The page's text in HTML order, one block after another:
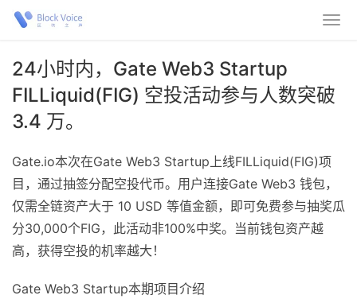
24小时内，Gate Web3 Startup
FILLiquid(FIG) 空投活动参与人数突破
3.4 万。
Gate.io本次在Gate Web3 Startup上线FILLiquid(FIG)项
目，通过抽签分配空投代币。用户连接Gate Web3 钱包，
仅需全链资产大于 10 USD 等值金额，即可免费参与抽奖瓜
分30,000个FIG，此活动非100%中奖。当前钱包资产越
高，获得空投的机率越大！
Gate Web3 Startup本期项目介绍